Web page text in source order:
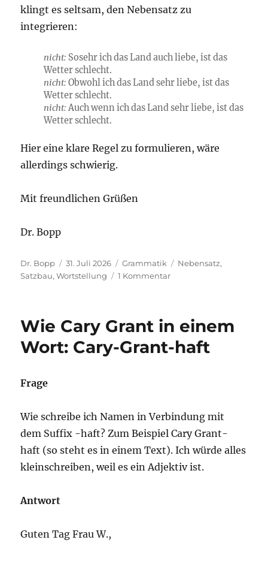
klingt es seltsam, den Nebensatz zu
integrieren:
nicht: Sosehr ich das Land auch liebe, ist das
Wetter schlecht.
nicht: Obwohl ich das Land sehr liebe, ist das
Wetter schlecht.
nicht: Auch wenn ich das Land sehr liebe, ist das
Wetter schlecht.
Hier eine klare Regel zu formulieren, wäre
allerdings schwierig.
Mit freundlichen Grüßen
Dr. Bopp
Autor
Dr. Bopp
Veröffentlicht
am
31. Juli 2026 Kategorien
Grammatik Schlagwörter
Nebensatz,
Satzbau,Wortstellung 1 Kommentarzu
„Sosehr
sich
Wie Cary Grant in einem
Wort: Cary-Grant-haft
Frage
Wie schreibe ich Namen in Verbindung mit
dem Suffix -haft? Zum Beispiel Cary Grant-
haft (so steht es in einem Text). Ich würde alles
kleinschreiben, weil es ein Adjektiv ist.
Antwort
Guten Tag Frau W.,